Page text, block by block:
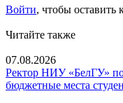
Войти, чтобы оставить
Читайте также
07.08.2026
Ректор НИУ «БелГУ»
бюджетные места